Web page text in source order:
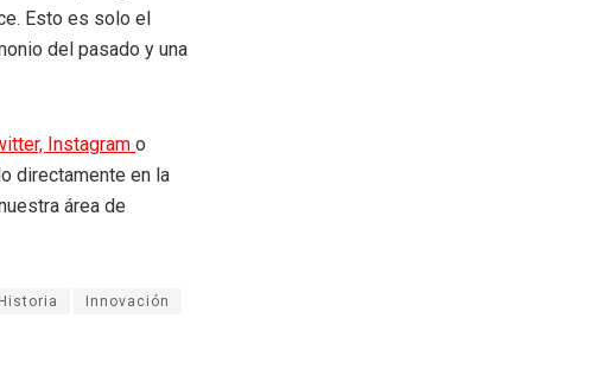
Esto es solo el
del pasado y una
Instagram o
directamente en la
área de
Historia Innovación